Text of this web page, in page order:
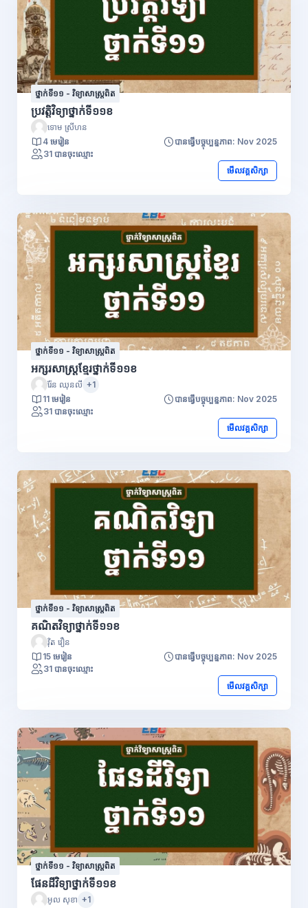
ថ្នាក់ទី១១ - វិទ្យាសាស្រ្តពិត
ប្រវត្តិវិទ្យាថ្នាក់ទី១១ខ
ទោម ស្រីហន
4 មេរៀន
បានធ្វើបច្ចុប្បន្នភាព: Nov 2025
31 បានចុះឈ្មោះ
មើលវគ្គសិក្សា
ថ្នាក់ទី១១ - វិទ្យាសាស្រ្តពិត
អក្សរសាស្រ្តខ្មែរថ្នាក់ទី១១ខ
រ៉ែន ឈុនលី +1
11 មេរៀន
បានធ្វើបច្ចុប្បន្នភាព: Nov 2025
31 បានចុះឈ្មោះ
មើលវគ្គសិក្សា
ថ្នាក់ទី១១ - វិទ្យាសាស្រ្តពិត
គណិតវិទ្យាថ្នាក់ទី១១ខ
វ៉ិត វឿន
15 មេរៀន
បានធ្វើបច្ចុប្បន្នភាព: Nov 2025
31 បានចុះឈ្មោះ
មើលវគ្គសិក្សា
ថ្នាក់ទី១១ - វិទ្យាសាស្រ្តពិត
ផែនដីវិទ្យាថ្នាក់ទី១១ខ
អូល សុខា +1